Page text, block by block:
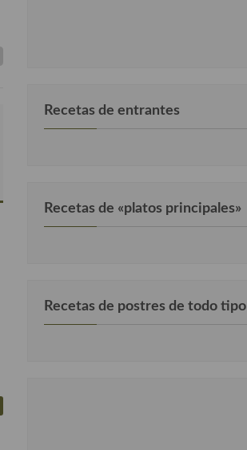
Recetas de entrantes
Recetas de «platos principales»
Recetas de postres de todo tipo